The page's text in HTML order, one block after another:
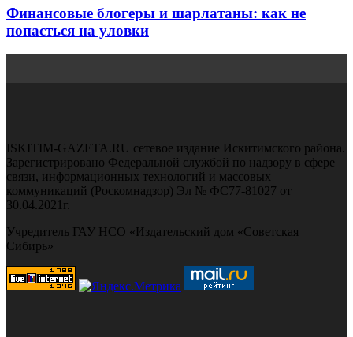
Финансовые блогеры и шарлатаны: как не
попасться на уловки
ISKITIM-GAZETA.RU сетевое издание Искитимского района.
Зарегистрировано Федеральной службой по надзору в сфере
связи, информационных технологий и массовых
коммуникаций (Роскомнадзор) Эл № ФС77-81027 от
30.04.2021г.
Учредитель ГАУ НСО «Издательский дом «Советская
Сибирь»